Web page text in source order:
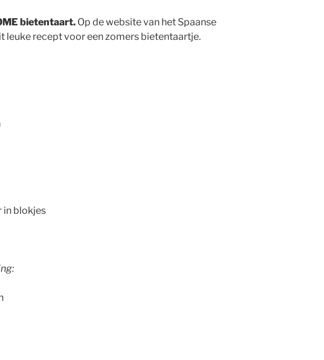
bietentaart. Op de website van het Spaanse
leuke recept voor een zomers bietentaartje.
in blokjes